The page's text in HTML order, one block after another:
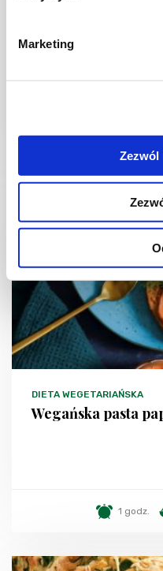
Marketing
Zezwól
Sałatka warstwowa
DIETA WEGETARIAŃSKA
Wegańska pasta
1 godz.